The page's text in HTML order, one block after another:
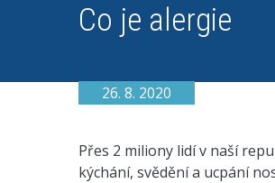
Co je alergie
26. 8. 2020
Přes 2 miliony lidí v naší
kýchání, svědění a ucpání